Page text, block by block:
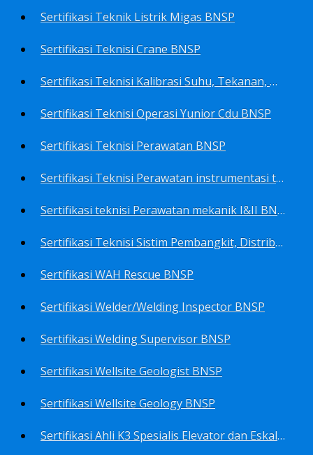
Sertifikasi Teknik Listrik Migas BNSP
Sertifikasi Teknisi Crane BNSP
Sertifikasi Teknisi Kalibrasi Suhu, Tekanan, Densitas, Volume BNSP
Sertifikasi Teknisi Operasi Yunior Cdu BNSP
Sertifikasi Teknisi Perawatan BNSP
Sertifikasi Teknisi Perawatan instrumentasi tingkat I BNSP
Sertifikasi teknisi Perawatan mekanik I&II BNSP
Sertifikasi Teknisi Sistim Pembangkit, Distribusi, Utilitas BNSP
Sertifikasi WAH Rescue BNSP
Sertifikasi Welder/Welding Inspector BNSP
Sertifikasi Welding Supervisor BNSP
Sertifikasi Wellsite Geologist BNSP
Sertifikasi Wellsite Geology BNSP
Sertifikasi Ahli K3 Spesialis Elevator dan Eskalator KEMNAKER